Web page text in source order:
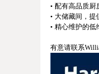
• 配有高品质厨
• 大储藏间，提
• 精心维护的低
有意请联系